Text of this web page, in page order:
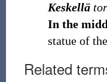
Keskellä
In the
statue of
Related